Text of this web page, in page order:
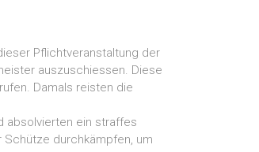
Pflichtveranstaltung der
auszuschiessen. Diese
Damals reisten die
absolvierten ein straffes
durchkämpfen, um